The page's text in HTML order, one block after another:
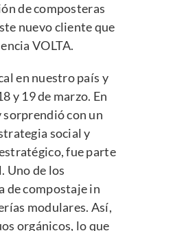
de composteras
nuevo cliente que
VOLTA.
en nuestro país y
y 19 de marzo. En
sorprendió con un
social y
fue parte
Uno de los
de compostaje in
modulares. Así,
orgánicos, lo que